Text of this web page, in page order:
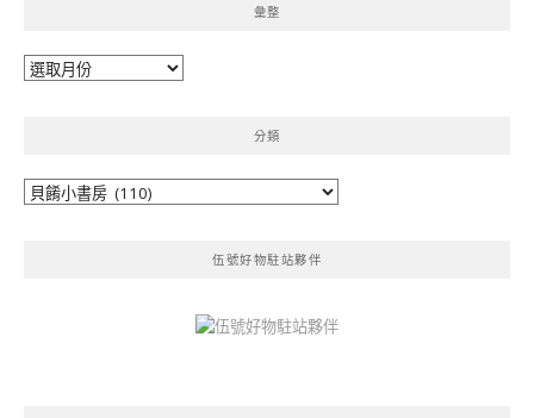
彙整
彙
分類
分
伍號好物駐站夥伴